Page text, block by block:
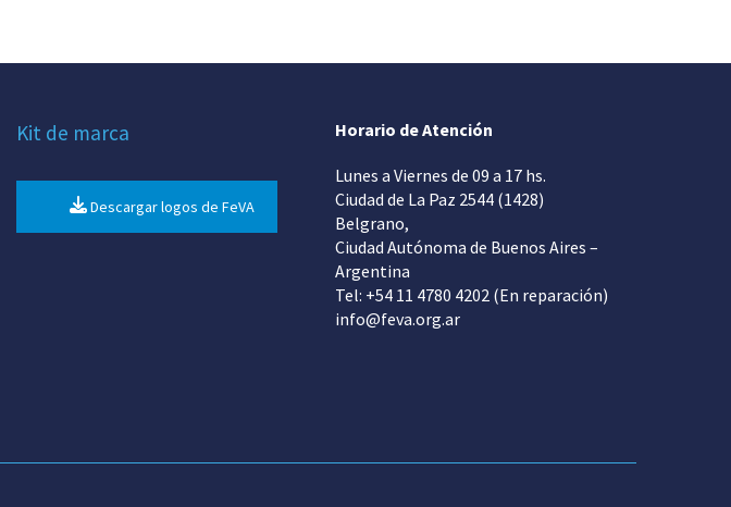
Kit de marca
Descargar logos de FeVA
Horario de Atención
Lunes a Viernes de 09 a 17 hs.
Ciudad de La Paz 2544 (1428)
Belgrano,
Ciudad Autónoma de Buenos Aires –
Argentina
Tel: +54 11 4780 4202 (En reparación)
info@feva.org.ar